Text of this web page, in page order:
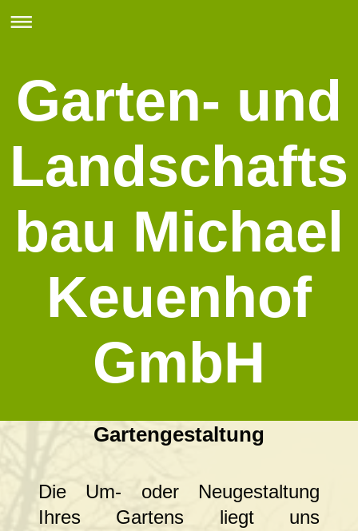
Garten- und
Landschafts
bau Michael
Keuenhof
GmbH
Gartengestaltung
Die Um- oder Neugestaltung
Ihres Gartens liegt uns